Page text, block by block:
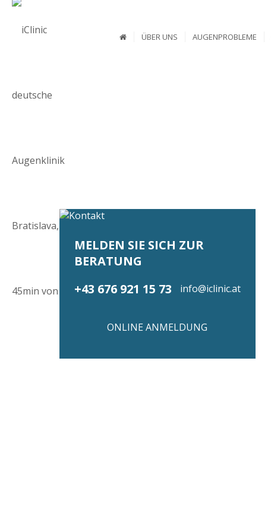
ÜBER UNS AUGENPROBLEME
MELDEN SIE SICH ZUR
BERATUNG
+43 676 921 15 73
info@iclinic.at
ONLINE ANMELDUNG